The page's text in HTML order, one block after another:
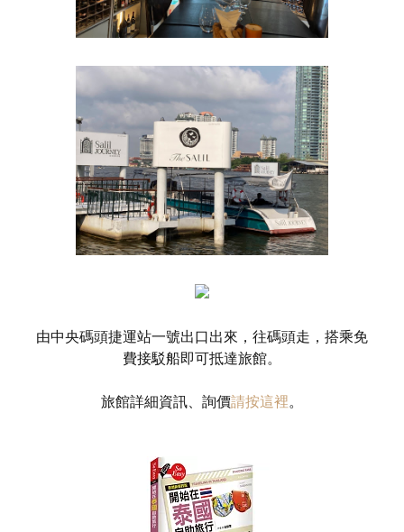
由中央碼頭捷運站一號出口出來，往碼頭走，搭乘免
費接駁船即可抵達旅館。
旅館詳細資訊、詢價請按這裡。